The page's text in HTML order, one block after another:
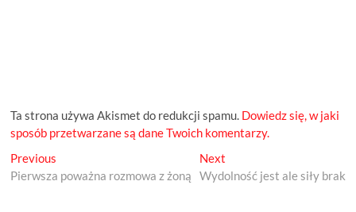
Ta strona używa Akismet do redukcji spamu. Dowiedz się, w jaki
sposób przetwarzane są dane Twoich komentarzy.
Nawigacja
wpisu
Previous
post:
Pierwsza poważna rozmowa z żoną
NextNext
post:
Wydolność jest ale siły brak